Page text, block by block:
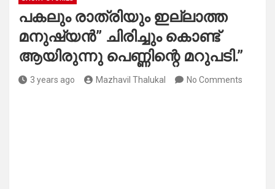
പകലും രാത്രിയും ഇല്ലാത്ത
മനുഷ്യൻ” ചിരിച്ചും കൊണ്ട്
ആയിരുന്നു പെണ്ണിന്റെ മറുപടി.”
3 years ago Mazhavil Thalukal No Comments